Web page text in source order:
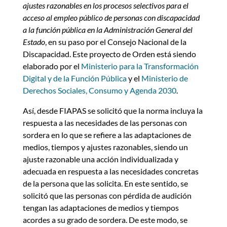
ajustes razonables en los procesos selectivos para el
acceso al empleo público de personas con discapacidad
a la función pública en la Administración General del
Estado, en su paso por el Consejo Nacional de la
Discapacidad. Este proyecto de Orden está siendo
elaborado por el Ministerio para la Transformación
Digital y de la Función Públicay el Ministerio de
Derechos Sociales, Consumo y Agenda 2030.
Así, desde FIAPAS se solicitó que la norma incluya la
respuesta a las necesidades de las personas con
sordera en lo que se refiere a las adaptaciones de
medios, tiempos y ajustes razonables, siendo un
ajuste razonable una acción individualizada y
adecuada en respuesta a las necesidades concretas
de la persona que las solicita. En este sentido, se
solicitó que las personas con pérdida de audición
tengan las adaptaciones de medios y tiempos
acordes a su grado de sordera. De este modo, se